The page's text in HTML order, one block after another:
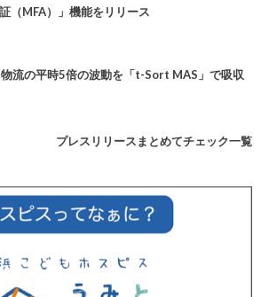
（MFA）」機能をリリース
流の平時5倍の波動を「t-Sort MAS」で吸収
プレスリリースまとめてチェック一覧